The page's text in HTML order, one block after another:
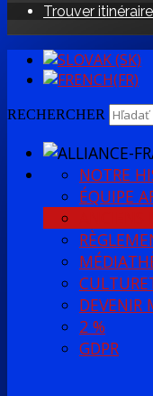
Trouver itinéraire
RECHERCHER
NOTRE
ÉQUIPE
DEVENIR
2 %
GDPR